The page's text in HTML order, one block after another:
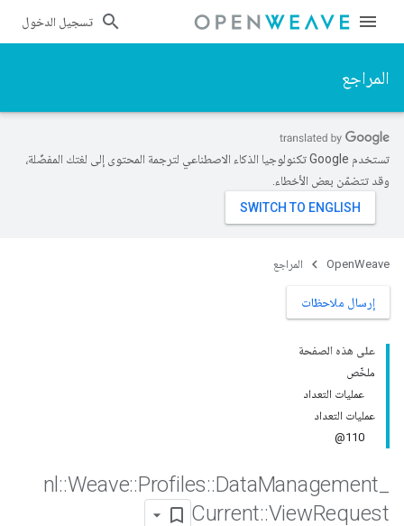
تسجيل الدخول
المراجع
تستخدم Google تكنولوجيا الذكاء الاصطناعي لترجمة المحتوى إلى لغتك المفضّلة،
وقد تتضمّن بعض الأخطاء.
OpenWeave المراجع
إرسال ملاحظات
على هذه الصفحة
ملخّص
عمليات التعداد
عمليات التعداد
110@
nl ::Weave::Profiles::DataManagement
Current::ViewRequest